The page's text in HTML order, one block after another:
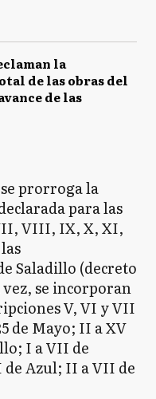
la
de las obras del
de las
prorroga la
para las
VIII, IX, X, XI,
Saladillo (decreto
se incorporan
V, VI y VII
de Mayo; II a XV
I a VII de
de Azul; II a VII de